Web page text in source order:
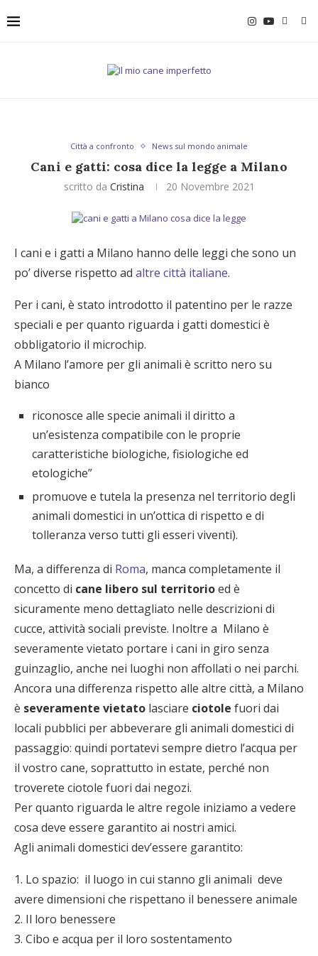
Città a confronto News sul mondo animale
Cani e gatti: cosa dice la legge a Milano
scritto da Cristina 20 Novembre 2021
I cani e i gatti a Milano hanno delle leggi che sono un
po’ diverse rispetto ad altre città italiane.
Per i cani, è stato introdotto il patentino per le razze
speciali e per quanto riguarda i gatti domestici è
obbligatorio il microchip.
A Milano l’amore per gli animali è scritto nero su
bianco
riconosce alle specie animali il diritto a
un’esistenza compatibile con le proprie
caratteristiche biologiche, fisiologiche ed
etologiche”
promuove e tutela la presenza nel territorio degli
animali domestici in un’ottica di rispetto e di
tolleranza verso tutti gli esseri viventi).
Ma, a differenza di Roma, manca completamente il
concetto di cane libero sul territorioed è
sicuramente meno dettagliato nelle descrizioni di
cucce, attività sociali previste. Inoltre a Milano è
severamente vietato portare i cani in giro senza
guinzaglio, anche nei luoghi non affollati o nei parchi.
Ancora una differenza rispetto alle altre città, a Milano
è severamente vietato lasciare ciotole fuori dai
locali pubblici per abbeverare gli animali domestici di
passaggio: quindi portatevi sempre dietro l’acqua per
il vostro cane, soprattutto in estate, perché non
troverete ciotole fuori dai negozi.
Per quanto riguarda le altre regole iniziamo a vedere
cosa deve essere garantito ai nostri amici.
Agli animali domestici dev’essere garantito:
1. Lo spazio: il luogo in cui stanno gli animali deve
avere dimensioni che rispettano il benessere animale
2. Il loro benessere
3. Cibo e acqua per il loro sostentamento